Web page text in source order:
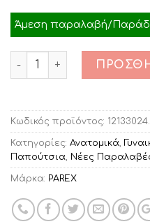
Άμεση παραλαβή/
Ποσότητα
Κωδικός προϊόντος:
Κατηγορίες: Ανατομικά,
Παπούτσια, Νέες
Μάρκα: PAREX